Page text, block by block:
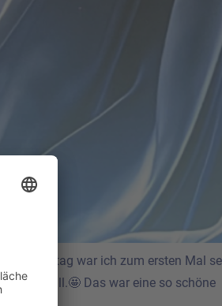
Samstag war ich zum ersten Mal
Ball.🤩 Das war eine so schöne